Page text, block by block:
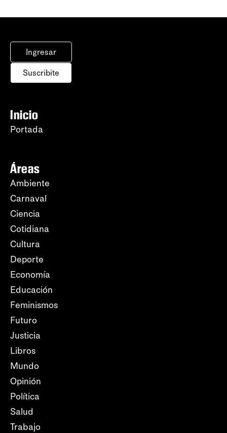
Ingresar
Suscribite
Inicio
Portada
Áreas
Ambiente
Carnaval
Ciencia
Cotidiana
Cultura
Deporte
Economía
Educación
Feminismos
Futuro
Justicia
Libros
Mundo
Opinión
Política
Salud
Trabajo